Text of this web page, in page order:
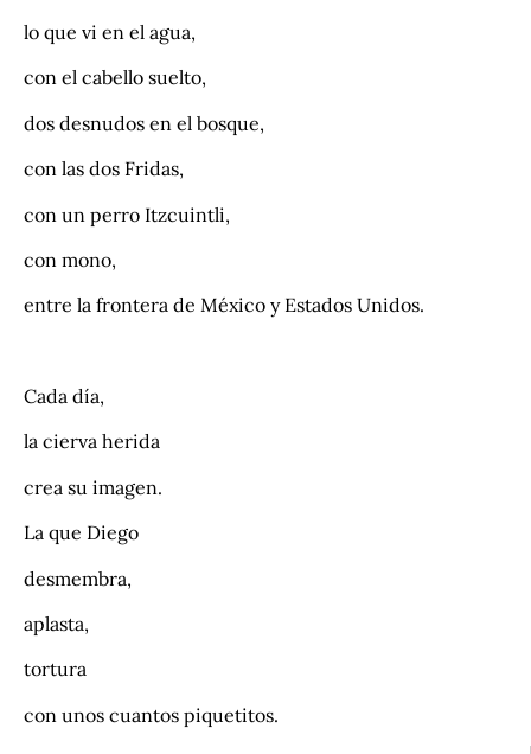
lo que vi en el agua,
con el cabello suelto,
dos desnudos en el bosque,
con las dos Fridas,
con un perro Itzcuintli,
con mono,
entre la frontera de México y Estados Unidos.
Cada día,
la cierva herida
crea su imagen.
La que Diego
desmembra,
aplasta,
tortura
con unos cuantos piquetitos.